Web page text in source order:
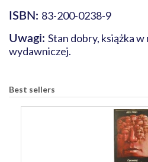
ISBN: 83-200-0238-9
Uwagi: Stan dobry, książka
wydawniczej.
Best sellers